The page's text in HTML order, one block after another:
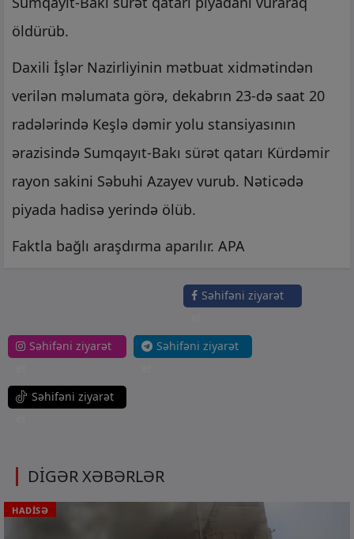
öldürüb.
Daxili İşlər Nazirliyinin mətbuat xidmətindən
verilən məlumata görə, dekabrın 23-də saat 20
radələrində Keşlə dəmir yolu stansiyasının
ərazisində Sumqayıt-Bakı sürət qatarı Kürdəmir
rayon sakini Səbuhi Azayev vurub. Nəticədə
piyada hadisə yerində ölüb.
Faktla bağlı araşdırma aparılır. APA
Səhifəni ziyarət
Səhifəni ziyarət
Səhifəni ziyarət
Səhifəni ziyarət
DİGƏR XƏBƏRLƏR
HADİSƏ